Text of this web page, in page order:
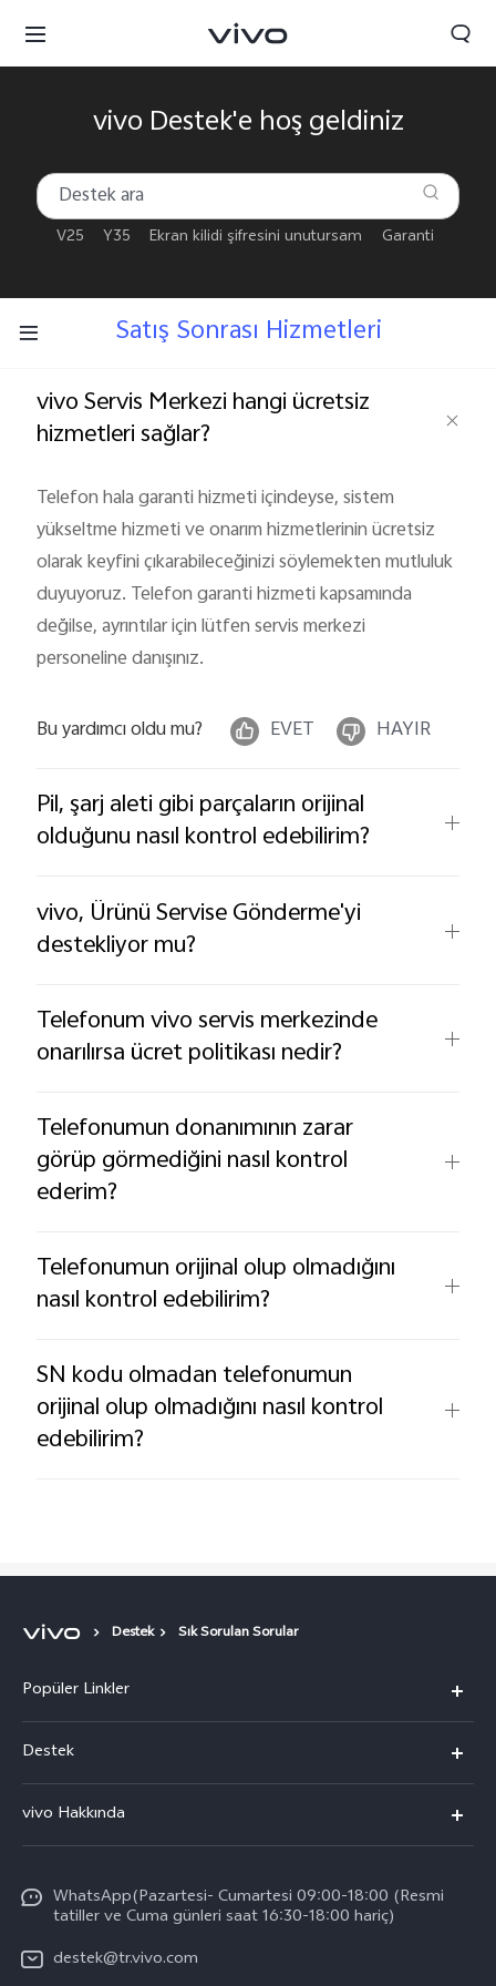
Türkiye | Ülke/bölge seçin
vivo Destek'e hoş geldiniz
V25 Y35 Ekran kilidi şifresini unutursam Garanti
Satış Sonrası Hizmetleri
vivo Servis Merkezi hangi ücretsiz
hizmetleri sağlar?
Telefon hala garanti hizmeti içindeyse, sistem
yükseltme hizmeti ve onarım hizmetlerinin ücretsiz
olarak keyfini çıkarabileceğinizi söylemekten mutluluk
duyuyoruz. Telefon garanti hizmeti kapsamında
değilse, ayrıntılar için lütfen servis merkezi
personeline danışınız.
Bu yardımcı oldu mu? EVET HAYIR
Pil, şarj aleti gibi parçaların orijinal
olduğunu nasıl kontrol edebilirim?
vivo, Ürünü Servise Gönderme'yi
destekliyor mu?
Telefonum vivo servis merkezinde
onarılırsa ücret politikası nedir?
Telefonumun donanımının zarar
görüp görmediğini nasıl kontrol
ederim?
Telefonumun orijinal olup olmadığını
nasıl kontrol edebilirim?
SN kodu olmadan telefonumun
orijinal olup olmadığını nasıl kontrol
edebilirim?
Destek Sık Sorulan Sorular
Popüler Linkler
vivo X300
vivo V60 5G
vivo X200 FE
Tüm Modeller
Destek
Yetkili Servis Noktalarımız
IMEI kimlik doğrulaması
Yedek Parçaların Fiyatı
Sistem Güncellemesi
vivo Hakkında
vivo'da Kariyer
Basın
WhatsApp(Pazartesi- Cumartesi 09:00-18:00 (Resmi
tatiller ve Cuma günleri saat 16:30-18:00 hariç)
destek@tr.vivo.com